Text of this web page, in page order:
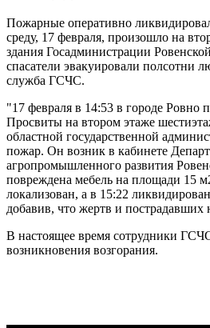
Пожарные оперативно
среду, 17 февраля, произошло на
здания Госадминистрации
спасатели эвакуировали полсотни
служба ГСЧС.
"17 февраля в 14:53 в городе Ровно
Просвиты на втором этаже
областной государственной
пожар. Он возник в кабинете
агропромышленного развития
повреждена мебель на площади 15
локализован, а в 15:22
добавив, что жертв и пострадавших
В настоящее время сотрудники
возникновения возгорания.